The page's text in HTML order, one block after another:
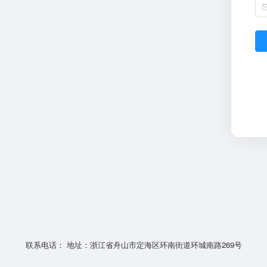
联系电话： 地址：浙江省舟山市定海区环南街道环城南路269号